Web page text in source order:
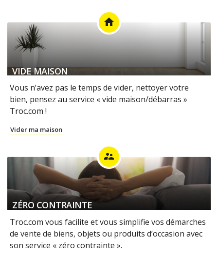
home
VIDE MAISON
Vous n’avez pas le temps de vider, nettoyer votre
bien, pensez au service « vide maison/débarras »
Troc.com !
Vider ma maison
supervisor_account
ZÉRO CONTRAINTE
Troc.com vous facilite et vous simplifie vos démarches
de vente de biens, objets ou produits d’occasion avec
son service « zéro contrainte ».